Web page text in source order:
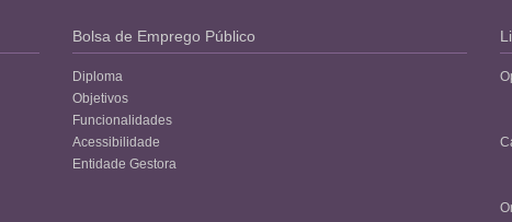
Bolsa de Emprego Público
Diploma
Objetivos
Funcionalidades
Acessibilidade
Entidade Gestora